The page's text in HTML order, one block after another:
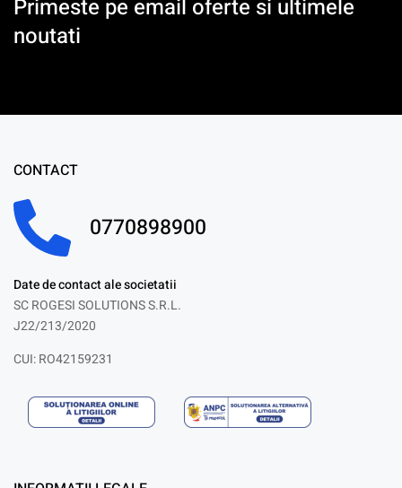
Primeste pe email oferte si ultimele
noutati
CONTACT
0770898900
Date de contact ale societatii
SC ROGESI SOLUTIONS S.R.L.
J22/213/2020
CUI: RO42159231